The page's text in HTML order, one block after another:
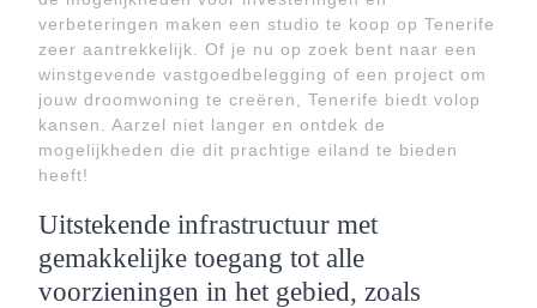
verbeteringen maken een studio te koop op Tenerife
zeer aantrekkelijk. Of je nu op zoek bent naar een
winstgevende vastgoedbelegging of een project om
jouw droomwoning te creëren, Tenerife biedt volop
kansen. Aarzel niet langer en ontdek de
mogelijkheden die dit prachtige eiland te bieden
heeft!
Uitstekende infrastructuur met
gemakkelijke toegang tot alle
voorzieningen in het gebied, zoals